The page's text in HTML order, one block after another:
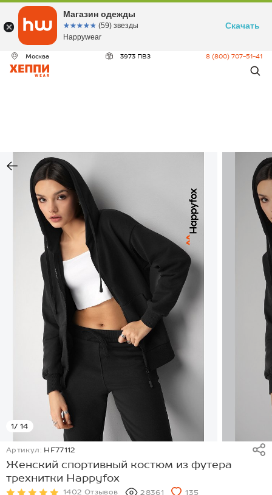
Москва 3973 ПВЗ 8 (800) 707-51-41
1/ 14
Артикул: HF77112
Женский спортивный костюм из футера
трехнитки Happyfox
1402 Отзывов 28361 135
Магазин одежды
☆☆☆☆☆
★★★★★ (59) звезды
Happywear
Скачать